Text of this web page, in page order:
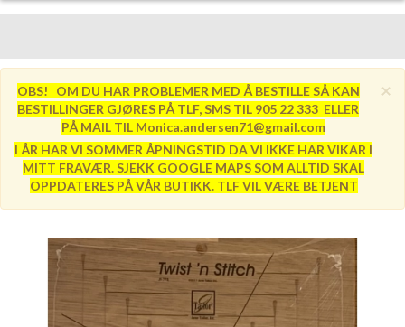
×
OBS! OM DU HAR PROBLEMER MED Å BESTILLE SÅ KAN
BESTILLINGER GJØRES PÅ TLF, SMS TIL 905 22 333 ELLER
PÅ MAIL TIL Monica.andersen71@gmail.com
I ÅR HAR VI SOMMER ÅPNINGSTID DA VI IKKE HAR VIKAR I
MITT FRAVÆR. SJEKK GOOGLE MAPS SOM ALLTID SKAL
OPPDATERES PÅ VÅR BUTIKK. TLF VIL VÆRE BETJENT